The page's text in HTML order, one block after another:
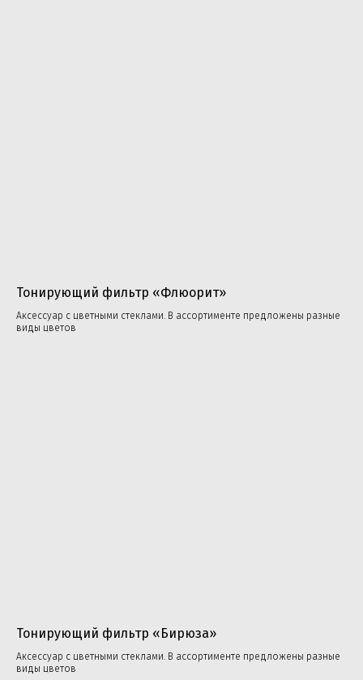
‎Тонирующий фильтр «Флюорит»
Аксессуар с цветными стеклами. В ассортименте предложены разные
виды цветов
‎Тонирующий фильтр «Бирюза»
Аксессуар с цветными стеклами. В ассортименте предложены разные
виды цветов